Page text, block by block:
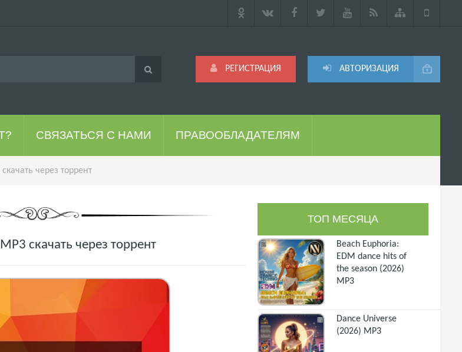
АВТОРИЗАЦИЯ
РЕГИСТРАЦИЯ
СВЯЗАТЬСЯ С НАМИ ПРАВООБЛАДАТЕЛЯМ
через торрент
скачать через торрент
ТОП МЕСЯЦА
Beach Euphoria:
EDM dance hits of
the season (2026)
MP3
Dance Universe
(2026) MP3